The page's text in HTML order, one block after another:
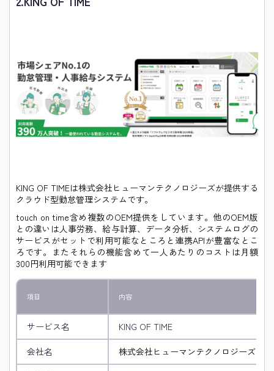
KING OF TIMEは株式会社ヒューマンテクノロジーズが提供する
クラウド型勤怠管理システムです。
touch on time含め複数のOEM提供をしています。他のOEM版
との違いは人事労務、給与計算、データ分析、システムログの
サービスがセットで利用可能なところと連携APIが豊富なとこ
ろです。またそれらの機能含めて一人あたりのコストは月額
300円利用可能できます
項目 内容
サービス名 KING OF TIME
会社名 株式会社ヒューマンテクノロジーズ